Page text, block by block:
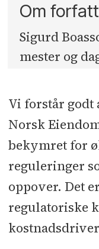
Om
Sigurd
mester og
selskapet
driver
Mattak
med
matplanter
Vi forstår godt
Norsk
bekymret for
reguleringer
oppover. Det
regulatoriske